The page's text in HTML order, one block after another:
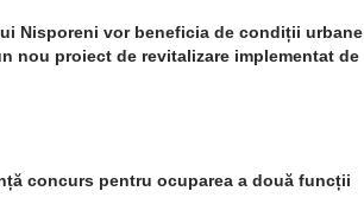
Nisporeni vor beneficia de condiții urbane
nou proiect de revitalizare implementat de
concurs pentru ocuparea a două funcții